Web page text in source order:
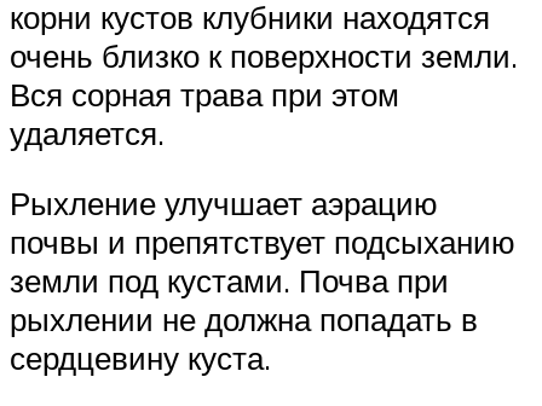
корни кустов клубники находятся
очень близко к поверхности земли.
Вся сорная трава при этом
удаляется.
Рыхление улучшает аэрацию
почвы и препятствует подсыханию
земли под кустами. Почва при
рыхлении не должна попадать в
сердцевину куста.